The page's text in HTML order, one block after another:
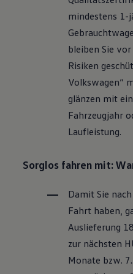
Räder und
Pannen- und
Volkswagen
Zubehör
Schutz und
Transport
Wallbox und
Volkswagen
Handy und
Über Ihr Auto
Volkswagen
Warn- und
Digitale
mindestens 1-
bleiben Sie
Risiken
Volkswagen“
glänzen mit
Fahrzeugjahr
Laufleistung.
Sorglos fahren mit:
Damit Sie
Fahrt haben,
Auslieferung
zur nächsten
Monate bzw.